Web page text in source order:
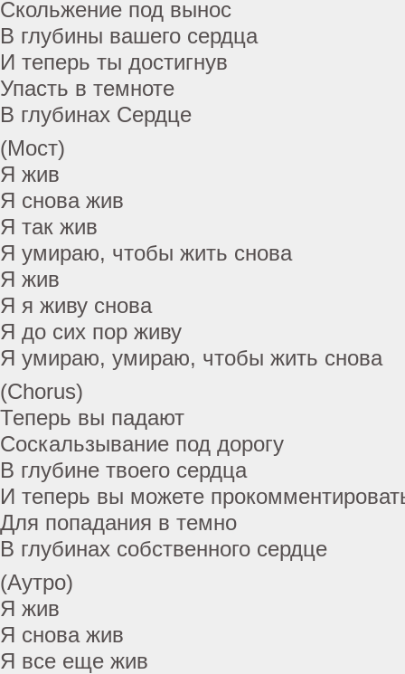
Скольжение под вынос
В глубины вашего сердца
И теперь ты достигнув
Упасть в темноте
В глубинах Сердце
(Мост)
Я жив
Я снова жив
Я так жив
Я умираю, чтобы жить снова
Я жив
Я я живу снова
Я до сих пор живу
Я умираю, умираю, чтобы жить снова
(Chorus)
Теперь вы падают
Соскальзывание под дорогу
В глубине твоего сердца
И теперь вы можете
Для попадания в темно
В глубинах собственного сердце
(Аутро)
Я жив
Я снова жив
Я все еще жив